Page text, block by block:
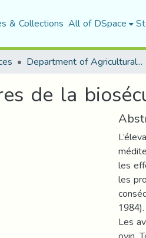
& Collections All of DSpace
Department of Agricultural Sciences
de la
les
les
1984).
Les